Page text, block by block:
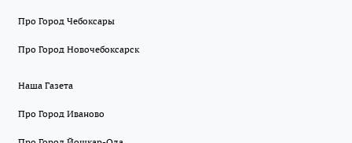
Про Город Чебоксары
Про Город Новочебоксарск
Наша Газета
Про Город Иваново